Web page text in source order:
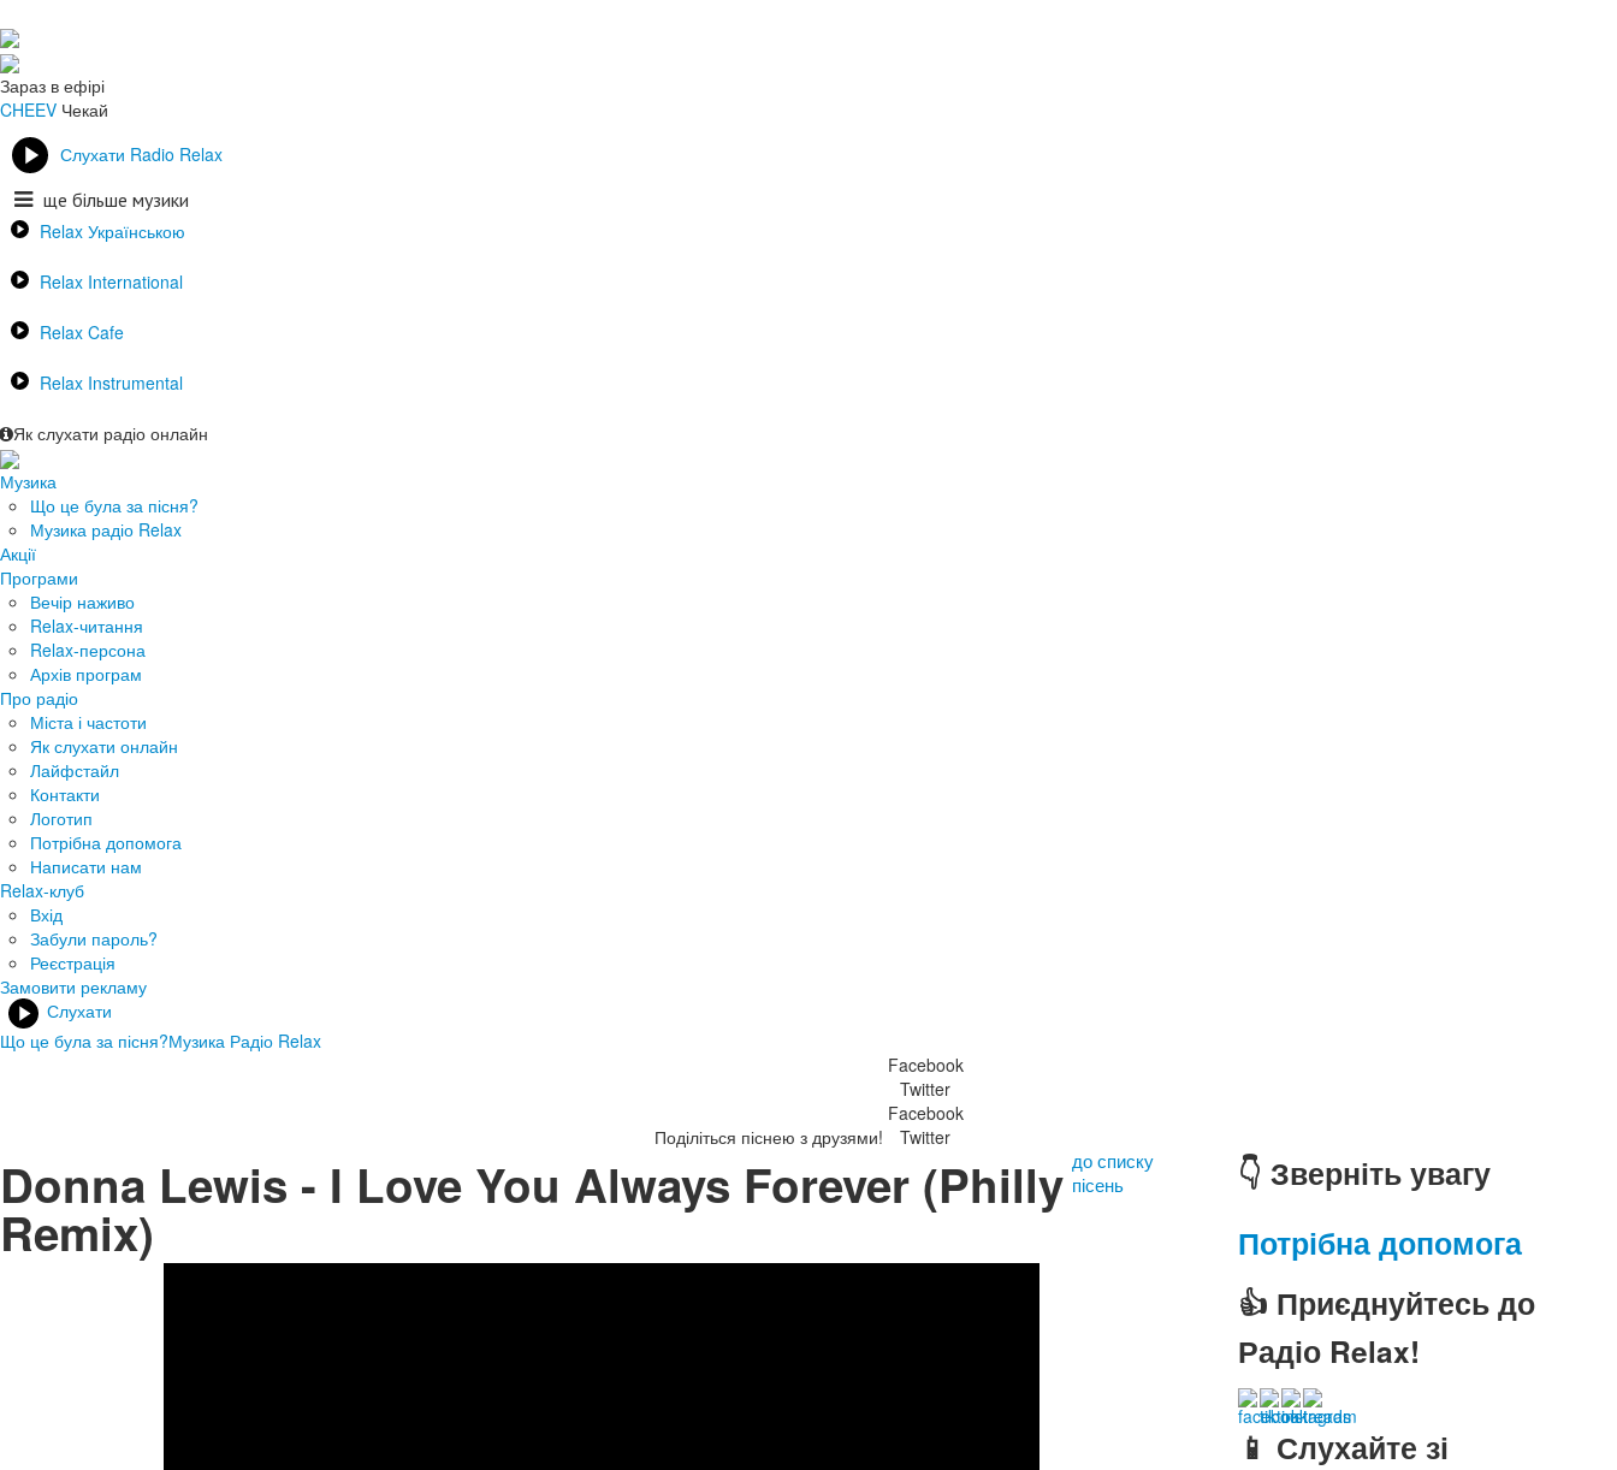
Зараз в ефірі
CHEEV Чекай
Слухати Radio Relax
ще більше музики
Relax Українською
Relax International
Relax Cafe
Relax Instrumental
Як слухати радіо онлайн
Музика
Що це була за пісня?
Музика радіо Relax
Акції
Програми
Вечір наживо
Relax-читання
Relax-персона
Архів програм
Про радіо
Міста і частоти
Як слухати онлайн
Лайфстайл
Контакти
Логотип
Потрібна допомога
Написати нам
Relax-клуб
Вхід
Забули пароль?
Реєстрація
Замовити рекламу
Слухати
Що це була за пісня?Музика Радіо Relax
Поділіться піснею з друзями!
Facebook
Twitter
Facebook
Twitter
Donna Lewis - I Love You Always Forever (Philly
Remix)
до списку
пісень
👇 Зверніть увагу
Потрібна допомога
👍 Приєднуйтесь до
Радіо Relax!
📱 Слухайте зі